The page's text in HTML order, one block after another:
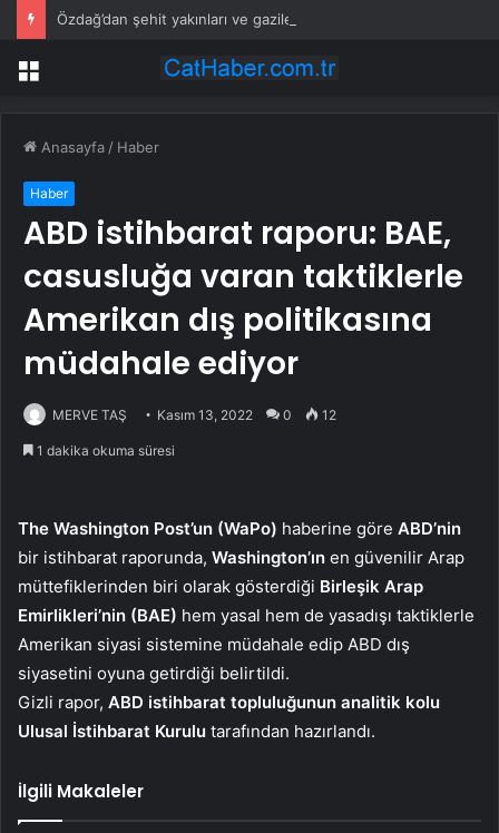
Menü
Anasayfa / Haber
Haber
ABD istihbarat raporu: BAE,
casusluğa varan taktiklerle
Amerikan dış politikasına
müdahale ediyor
MERVE TAŞ Kasım 13, 2022 0 12
1 dakika okuma süresi
The Washington Post’un (WaPo) haberine göre ABD’nin
bir istihbarat raporunda, Washington’ın en güvenilir Arap
müttefiklerinden biri olarak gösterdiği Birleşik Arap
Emirlikleri’nin (BAE) hem yasal hem de yasadışı taktiklerle
Amerikan siyasi sistemine müdahale edip ABD dış
siyasetini oyuna getirdiği belirtildi.
Gizli rapor, ABD istihbarat topluluğunun analitik kolu
Ulusal İstihbarat Kurulu tarafından hazırlandı.
İlgili Makaleler